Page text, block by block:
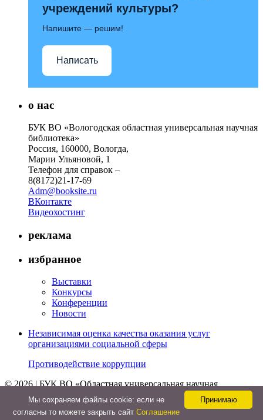
учреждений культуры?
Напишите — решим!
Написать
о нас
БУК ВО «Вологодская областная универсальная научная
библиотека»
Россия, 160000, Вологда,
Марии Ульяновой, 1
Телефон для справок –
8(8172)21-17-69
Adm@booksite.ru
ВКонтакте
Видеохостинг
реклама
избранное
Выставки
Конкурсы
Конференции
Новости
Независимая оценка качества оказания услуг
организациями социальной сферы
Противодействие коррупции
© 2026 | БУК ВО «Областная универсальная научная
библиотека»
Принимаю
Мы cохраняем файлы cookie: если не
согласны то можете закрыть сайт Соглашение